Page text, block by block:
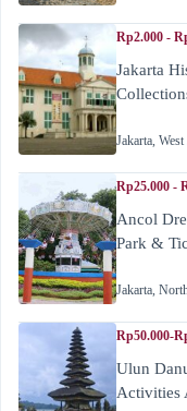
Rp2.000 -
Jakarta
Jakarta, West
Rp25.000 -
Ancol
Park &
Jakarta,
Rp50.000-
Ulun
Activities